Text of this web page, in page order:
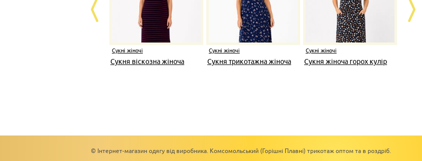
Сукні жіночі
Сукня віскозна жіноча
Сукні жіночі
Сукня трикотажна жіноча
Сукні жіночі
Сукня жіноча горох кулір
© Інтернет-магазин одягу від виробника. Комсомольський (Горішні Плавні) трикотаж оптом та в роздріб.